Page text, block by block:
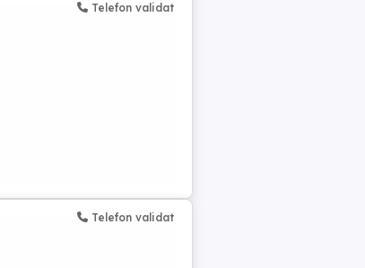
Telefon validat
Telefon validat